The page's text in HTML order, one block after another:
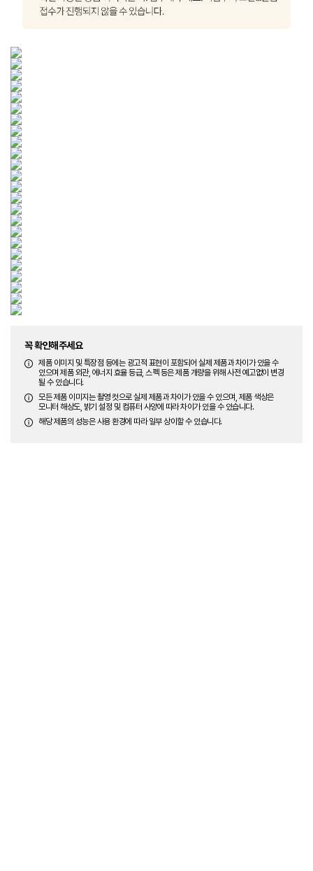
꼭 확인해주세요
제품 이미지 및 특장점 등에는 광고적 표현이 포함되어 실제 제품과 차이가 있을 수
있으며 제품 외관, 에너지 효율 등급, 스펙 등은 제품 개량을 위해 사전 예고없이 변경
될 수 있습니다.
모든 제품 이미지는 촬영 컷으로 실제 제품과 차이가 있을 수 있으며, 제품 색상은
모니터 해상도, 밝기 설정 및 컴퓨터 사양에 따라 차이가 있을 수 있습니다.
해당 제품의 성능은 사용 환경에 따라 일부 상이할 수 있습니다.